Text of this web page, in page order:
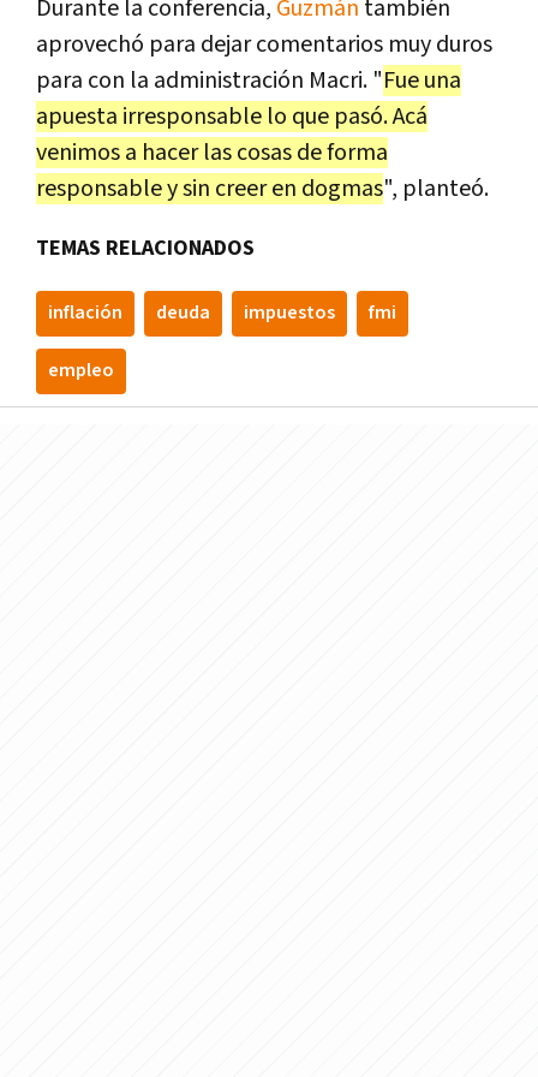
Durante la conferencia, Guzmán también
aprovechó para dejar comentarios muy duros
para con la administración Macri. "Fue una
apuesta irresponsable lo que pasó. Acá
venimos a hacer las cosas de forma
responsable y sin creer en dogmas", planteó.
TEMAS RELACIONADOS
inflación deuda impuestos fmi
empleo